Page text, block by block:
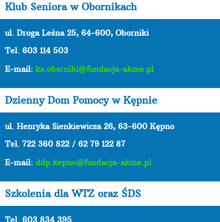
Klub Seniora w Obornikach
ul. Droga Leśna 25, 64-600, Oborniki
Tel. 603 114 503
E-mail: ks.oborniki@fundacja-akme.pl
Dzienny Dom Pomocy w Kępnie
ul. Henryka Sienkiewicza 26, 63-600 Kępno
Tel. 722 360 822 / 62 79 122 87
E-mail: ddp.kepno@fundacja-akme.pl
Szkolenia dla WTZ oraz ŚDS
Tel. 603 834 395